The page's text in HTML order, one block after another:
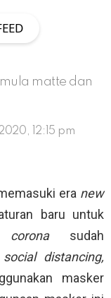
matte dan
12:15 pm
era new
baru untuk
corona sudah
social distancing,
masker